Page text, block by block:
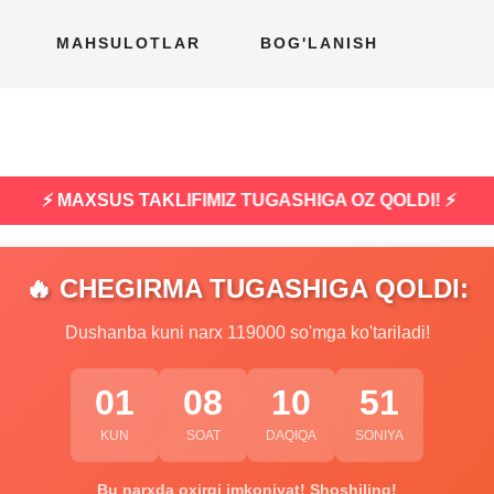
MAHSULOTLAR BOG'LANISH
⚡ MAXSUS TAKLIFIMIZ TUGASHIGA OZ QOLDI! ⚡
🔥 CHEGIRMA TUGASHIGA QOLDI:
Dushanba kuni narx 119000 so'mga ko'tariladi!
01
KUN
08
SOAT
10
DAQIQA
50
SONIYA
Bu narxda oxirgi imkoniyat! Shoshiling!